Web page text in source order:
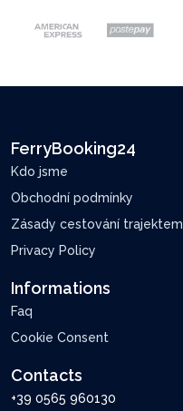
FerryBooking24
Kdo jsme
Obchodní podmínky
Zásady cestování trajektem
Privacy Policy
Informations
Faq
Cookie Consent
Contacts
+39 0565 960130